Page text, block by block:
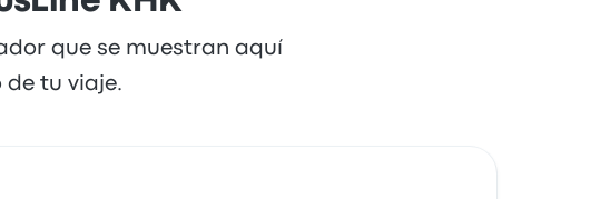
que se muestran aquí
tu viaje.